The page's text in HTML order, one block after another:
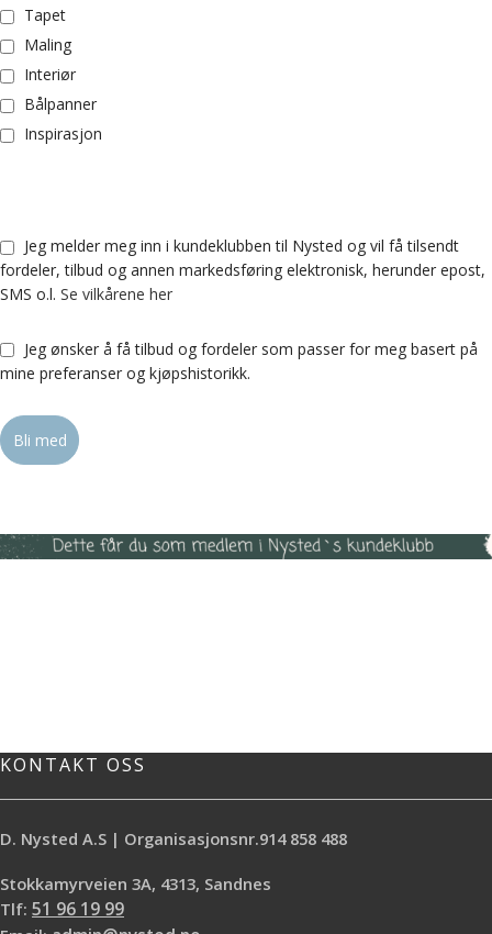
Tapet
Maling
Interiør
Bålpanner
Inspirasjon
Jeg melder meg inn i kundeklubben til Nysted og vil få tilsendt
fordeler, tilbud og annen markedsføring elektronisk, herunder epost,
SMS o.l. Se vilkårene her
Jeg ønsker å få tilbud og fordeler som passer for meg basert på
mine preferanser og kjøpshistorikk.
Bli med
KONTAKT OSS
D. Nysted A.S | Organisasjonsnr.914 858 488
Stokkamyrveien 3A, 4313, Sandnes
Tlf: 51 96 19 99